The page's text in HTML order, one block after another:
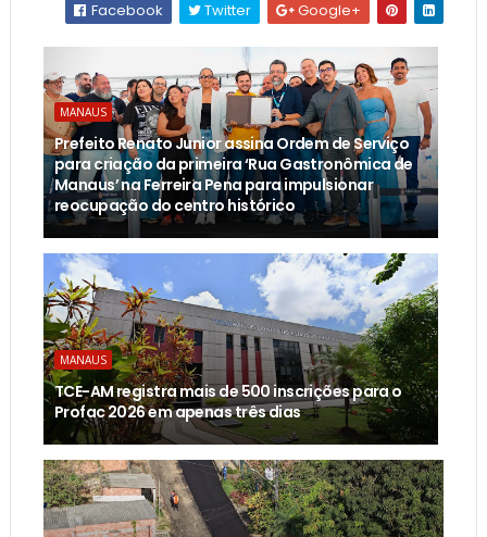
Facebook Twitter Google+
MANAUS
Prefeito Renato Junior assina Ordem de Serviço
para criação da primeira ‘Rua Gastronômica de
Manaus’ na Ferreira Pena para impulsionar
reocupação do centro histórico
MANAUS
TCE-AM registra mais de 500 inscrições para o
Profac 2026 em apenas três dias